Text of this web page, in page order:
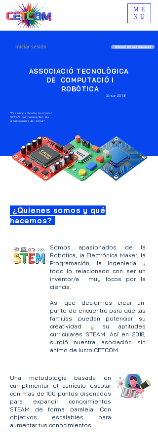
ME
NU
Iniciar sesión TEMARI DE LES ESCOLES
ASSOCIACIÓ TECNOLÒGICA
DE COMPUTACIÓ I
ROBÒTICA
Since 2018
"El reforç educatiu curricular
STEAM que necessiten, els
professionals del demà".
¿Quienes somos y qué
hacemos?
Somos apasionados de la
Robótica, la Electrónica Maker, la
Programación, la Ingeniería y
todo lo relacionado con ser un
inventor/a muy locos por la
ciencia.
Asi que decidimos crear un
punto de encuentro para que las
familias puedan potenciar su
creatividad y su aptitudes
curriculares STEAM. Así en 2018,
surgió nuestra asociación sin
ánimo de lucro CETCOM.
Una metodología basada en
cumplimentar el currículo escolar
con mas de 100 puntos diseñados
para expandir conocimientos
STEAM de forma paralela. Con
objetivos escalables para
aumentar tus conocimientos.